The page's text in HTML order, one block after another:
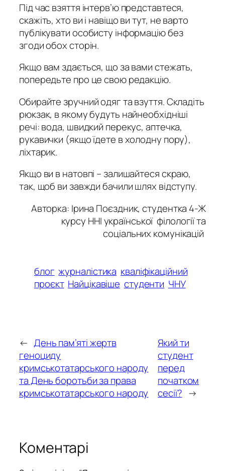
Під час взяття інтерв’ю представтеся,
скажіть, хто ви і навіщо ви тут, не варто
публікувати особисту інформацію без
згоди обох сторін.
Якщо вам здається, що за вами стежать,
попередьте про це свою редакцію.
Обирайте зручний одяг та взуття. Складіть
рюкзак, в якому будуть найнеобхідніші
речі: вода, швидкий перекус, аптечка,
рукавички (якщо їдете в холодну пору),
ліхтарик.
Якщо ви в натовпі – залишайтеся скраю,
так, щоб ви завжди бачили шлях відступу.
Авторка: Ірина Поєздник, студентка 4-Ж
курсу ННІ української філології та
соціальних комунікацій
блог журналістика кваліфікаційний
проєкт Найцікавіше студенти ЧНУ
← День пам’яті жертв
геноциду
кримськотатарського народу
та День боротьби за права
кримськотатарського народу
Який ти
студент
перед
початком
сесії? →
Коментарі